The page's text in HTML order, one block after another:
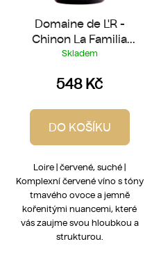
Domaine de L'R -
Chinon La Familia
2022
Skladem
548 Kč
DO KOŠÍKU
Loire | červené, suché |
Komplexní červené víno s tóny
tmavého ovoce a jemně
kořenitými nuancemi, které
vás zaujme svou hloubkou a
strukturou.